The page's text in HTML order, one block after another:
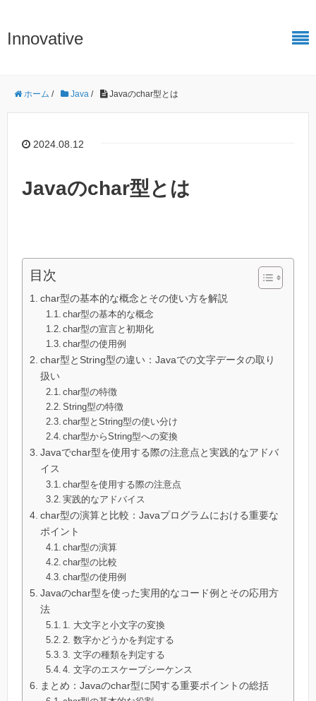
Innovative
ホーム / Java / Javaのchar型とは
2024.08.12
Javaのchar型とは
目次
char型の基本的な概念とその使い方を解説
char型の基本的な概念
char型の宣言と初期化
char型の使用例
char型とString型の違い：Javaでの文字データの取り
扱い
char型の特徴
String型の特徴
char型とString型の使い分け
char型からString型への変換
Javaでchar型を使用する際の注意点と実践的なアドバ
イス
char型を使用する際の注意点
実践的なアドバイス
char型の演算と比較：Javaプログラムにおける重要な
ポイント
char型の演算
char型の比較
char型の使用例
Javaのchar型を使った実用的なコード例とその応用方
法
1. 大文字と小文字の変換
2. 数字かどうかを判定する
3. 文字の種類を判定する
4. 文字のエスケープシーケンス
まとめ：Javaのchar型に関する重要ポイントの総括